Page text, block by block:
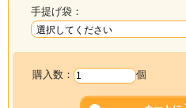
手提げ袋：
購入数： 個